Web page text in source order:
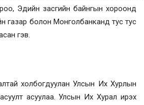
Эдийн засгийн байнгын хороонд
газар болон Монголбанканд тус тус
гэв.
холбогдуулан Улсын Их Хурлын
асуулаа. Улсын Их Хурал ирэх